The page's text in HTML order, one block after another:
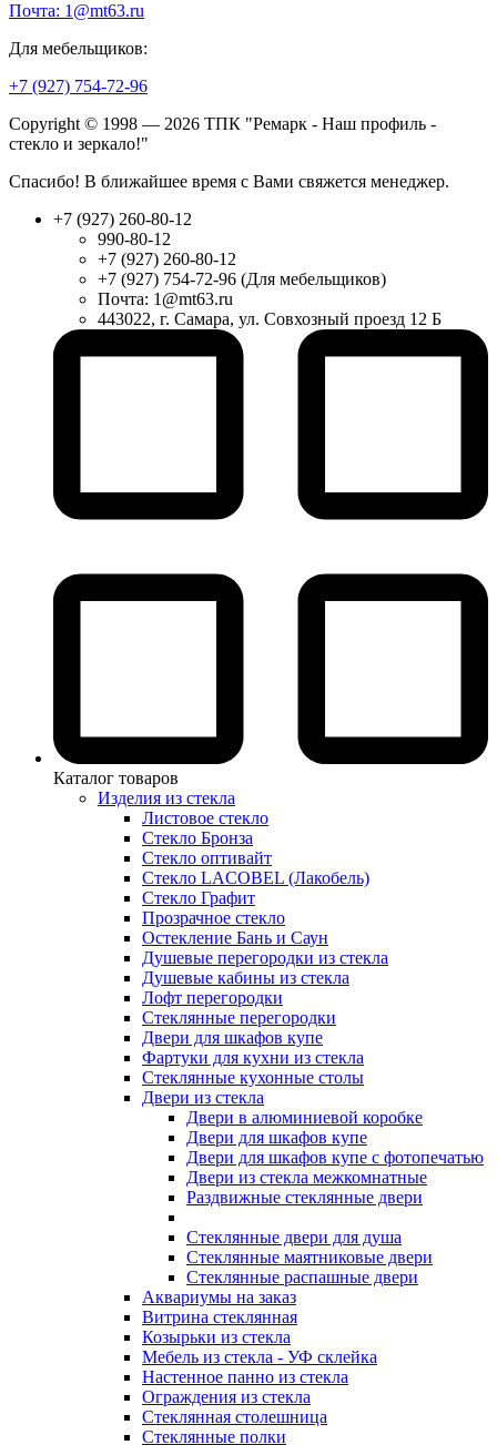
Почта: 1@mt63.ru
Для мебельщиков:
+7 (927) 754-72-96
Copyright © 1998 — 2026 ТПК "Ремарк - Наш профиль -
стекло и зеркало!"
Спасибо! В ближайшее время с Вами свяжется менеджер.
+7 (927) 260-80-12
990-80-12
+7 (927) 260-80-12
+7 (927) 754-72-96 (Для мебельщиков)
Почта: 1@mt63.ru
443022, г. Самара, ул. Совхозный проезд 12 Б
Каталог товаров
Изделия из стекла
Листовое стекло
Стекло Бронза
Стекло оптивайт
Стекло LACOBEL (Лакобель)
Стекло Графит
Прозрачное стекло
Остекление Бань и Саун
Душевые перегородки из стекла
Душевые кабины из стекла
Лофт перегородки
Стеклянные перегородки
Двери для шкафов купе
Фартуки для кухни из стекла
Стеклянные кухонные столы
Двери из стекла
Двери в алюминиевой коробке
Двери для шкафов купе
Двери для шкафов купе с фотопечатью
Двери из стекла межкомнатные
Раздвижные стеклянные двери
Стеклянные двери для душа
Стеклянные маятниковые двери
Стеклянные распашные двери
Аквариумы на заказ
Витрина стеклянная
Козырьки из стекла
Мебель из стекла - УФ склейка
Настенное панно из стекла
Ограждения из стекла
Стеклянная столешница
Стеклянные полки